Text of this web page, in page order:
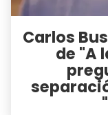
Carlos
de "A